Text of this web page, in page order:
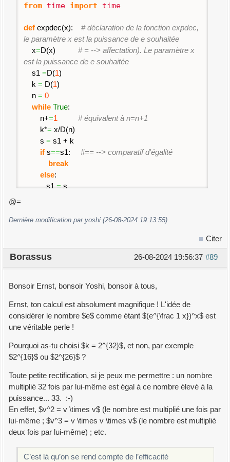
from time import time
def expdec(x):# déclaration de la fonction expdec,
le paramètre x est la puissance de e souhaitée
x=D(x)
# = --> affectation). Le paramètre x
est la puissance de e souhaitée
s1=D(1)
k= D(1)
n= 0
while True:
n+=1
# équivalent à n=n+1
k*= x/D(n)
s= s1 + k
if s==s1:#== --> comparatif d'égalité
break
else:
s1=s
td time()
"s")
@=
Dernière modification par yoshi (26-08-2024 19:13:55)
Citer
#89
26-08-2024 19:56:37
Borassus
Bonsoir Ernst, bonsoir Yoshi, bonsoir à tous,
Ernst, ton calcul est absolument magnifique ! L'idée de
considérer le nombre $e$ comme étant $(e^{\frac 1 x})^x$ est
une véritable perle !
Pourquoi as-tu choisi $k = 2^{32}$, et non, par exemple
$2^{16}$ ou $2^{26}$ ?
Toute petite rectification, si je peux me permettre : un nombre
multiplié 32 fois par lui-même est égal à ce nombre élevé à la
puissance... 33. :-)
En effet, $v^2 = v \times v$ (le nombre est multiplié une fois par
lui-même ; $v^3 = v \times v \times v$ (le nombre est multiplié
deux fois par lui-même) ; etc.
C’est là qu’on se rend compte de l’efficacité